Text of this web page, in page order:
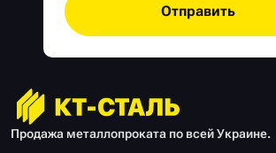
Продажа металлопроката по всей Украине.
Отправить